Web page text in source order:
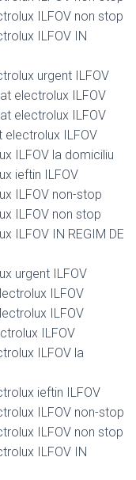
ILFOV non stop
ILFOV IN
urgent ILFOV
electrolux ILFOV
electrolux ILFOV
electrolux ILFOV
ILFOV la domiciliu
ieftin ILFOV
ILFOV non-stop
ILFOV non stop
ILFOV IN REGIM DE
urgent ILFOV
ILFOV
ILFOV
ILFOV
ILFOV la
ieftin ILFOV
ILFOV non-stop
ILFOV non stop
ILFOV IN